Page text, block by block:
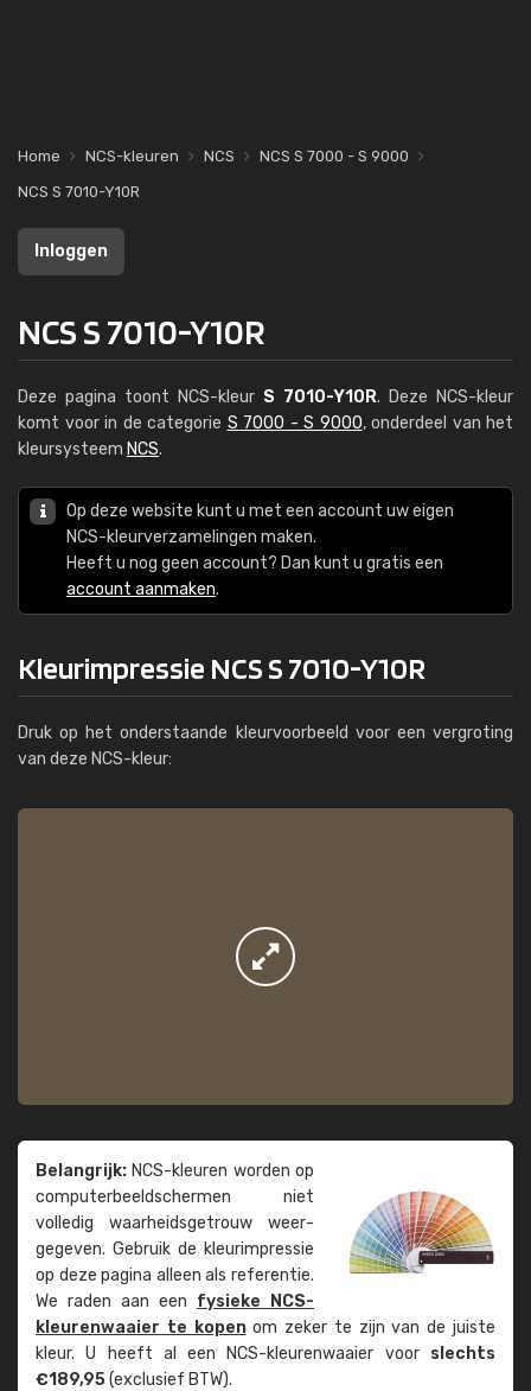
Home NCS-kleuren NCS
NCS S 7000 - S 9000
NCS S 7010-Y10R
Inloggen
NCS S 7010-Y10R
Deze pagina toont NCS-kleur S 7010-Y10R. Deze NCS-kleur
komt voor in de categorie S 7000 - S 9000, onderdeel van het
kleursysteem NCS.
Op deze website kunt u met een account uw eigen
NCS-kleurverzamelingen maken.
Heeft u nog geen account? Dan kunt u gratis een
account aanmaken.
Kleurimpressie NCS S 7010-Y10R
Druk op het onderstaande kleurvoorbeeld voor een vergroting
van deze NCS-kleur:
Belangrijk: NCS-kleuren worden op
computer­beeld­schermen niet
volledig waarheids­­getrouw weer­
gegeven. Gebruik de kleur­impressie
op deze pagina alleen als referentie.
We raden aan een fysieke NCS-
kleuren­waaier te kopenom zeker te zijn van de juiste
kleur. U heeft al een NCS-kleuren­waaier voor slechts
€189,95(exclusief BTW).